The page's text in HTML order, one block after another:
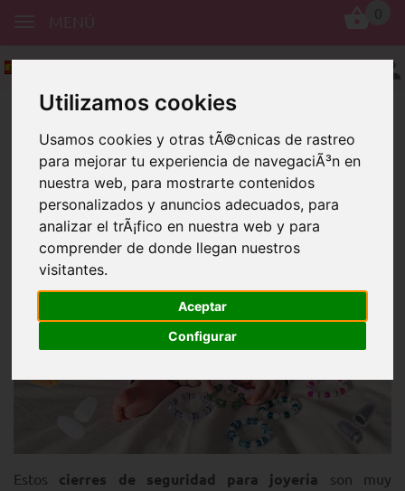
Utilizamos cookies
Usamos cookies y otras tÃ©cnicas de rastreo
para mejorar tu experiencia de navegaciÃ³n en
nuestra web, para mostrarte contenidos
personalizados y anuncios adecuados, para
analizar el trÃ¡fico en nuestra web y para
comprender de donde llegan nuestros
visitantes.
Aceptar
Configurar
Español
Accesorios de adorno Broches
Cierre de seguridad para joyas
caseras
Estos cierres de seguridad para joyería son muy